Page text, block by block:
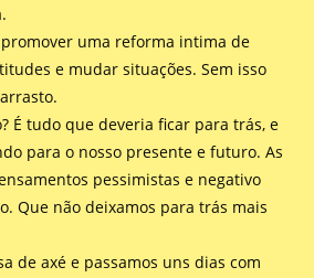
uma reforma intima de
e mudar situações. Sem isso
É tudo que deveria ficar para trás, e
para o nosso presente e futuro. As
pessimistas e negativo
Que não deixamos para trás mais
de axé e passamos uns dias com